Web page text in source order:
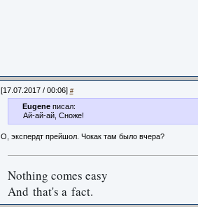
[17.07.2017 / 00:06] #
Eugeneписал:
Ай-ай-ай, Сноже!
О, экспердт прейшол. Чокак там было вчера?
Nothing comes easy
And that's a fact.